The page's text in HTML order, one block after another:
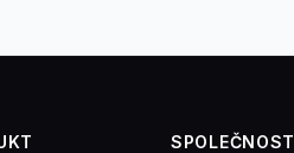
SPOLEČNOST